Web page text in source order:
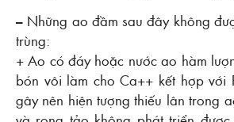
– Những ao đầm sau đây không
trùng:
+ Ao có đáy hoặc nước ao hàm
bón vôi làm cho Ca++ kết hợp với
gây nên hiện tượng thiếu lân trong